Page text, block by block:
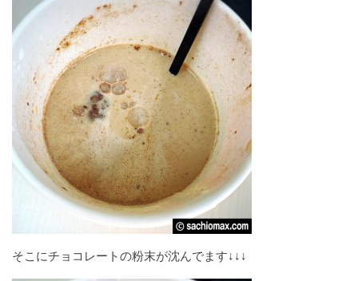
そこにチョコレートの粉末が沈んでます↓↓↓